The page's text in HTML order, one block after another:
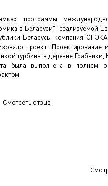
программы
в Беларуси", реализуемой
Беларусь, компания
проект "Проектирование
турбины в деревне Грабники,
была выполнена в полном
Смотреть отзыв